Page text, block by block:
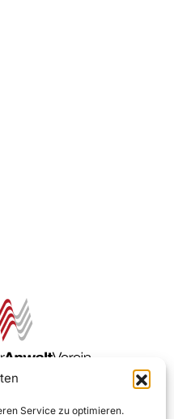
Service zu optimieren.
Webseite